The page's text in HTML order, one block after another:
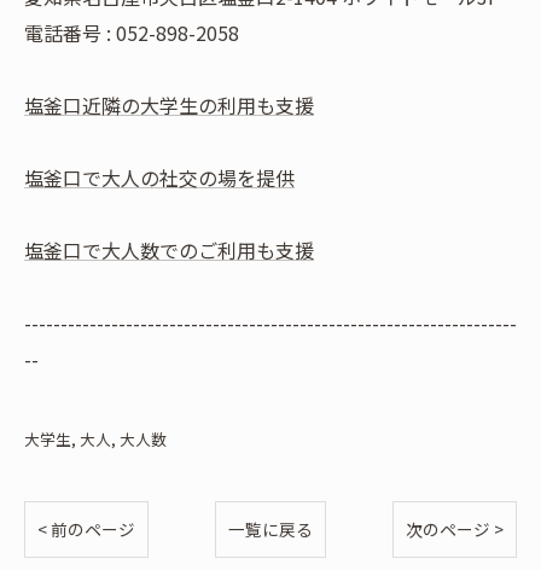
電話番号 : 052-898-2058
塩釜口近隣の大学生の利用も支援
塩釜口で大人の社交の場を提供
塩釜口で大人数でのご利用も支援
--------------------------------------------------------------------
--
大学生 大人 大人数
< 前のページ 一覧に戻る 次のページ >